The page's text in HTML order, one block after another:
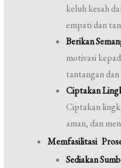
keluh kesah
empati dan
Berikan
motivasi
tantangan
Ciptakan
Ciptakan
aman, dan
Memfasilitasi
Sediakan